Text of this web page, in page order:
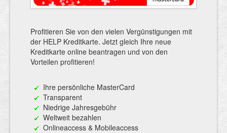
Profitieren Sie von den vielen Vergünstigungen mit
der HELP Kreditkarte. Jetzt gleich Ihre neue
Kreditkarte online beantragen und von den
Vorteilen profitieren!
Ihre persönliche MasterCard
Transparent
Niedrige Jahresgebühr
Weltweit bezahlen
Onlineaccess & Mobileaccess